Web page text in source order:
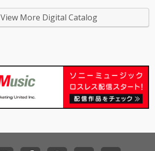
ウルトラQからウルト
ラマンレオまでの昭和
View More Digital Catalog